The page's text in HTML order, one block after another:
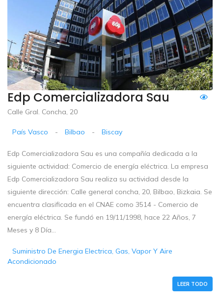
Edp Comercializadora Sau
Calle Gral. Concha, 20
País Vasco - Bilbao - Biscay
Edp Comercializadora Sau es una compañía dedicada a la
siguiente actividad: Comercio de energía eléctrica. La empresa
Edp Comercializadora Sau realiza su actividad desde la
siguiente dirección: Calle general concha, 20, Bilbao, Bizkaia. Se
encuentra clasificada en el CNAE como 3514 - Comercio de
energía eléctrica. Se fundó en 19/11/1998, hace 22 Años, 7
Meses y 8 Día...
Suministro De Energia Electrica, Gas, Vapor Y Aire
Acondicionado
LEER TODO